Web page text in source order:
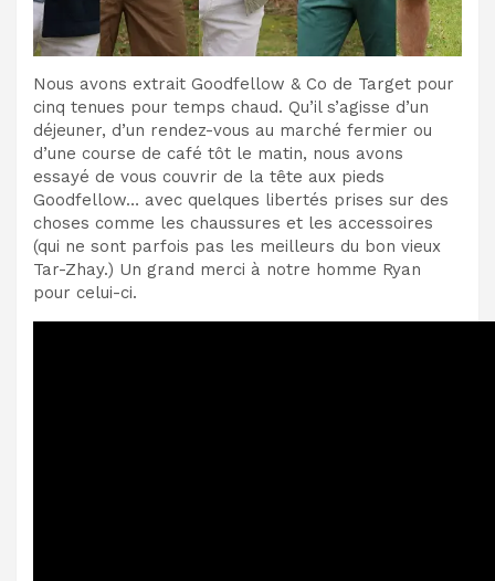
Nous avons extrait Goodfellow & Co de Target pour
cinq tenues pour temps chaud. Qu’il s’agisse d’un
déjeuner, d’un rendez-vous au marché fermier ou
d’une course de café tôt le matin, nous avons
essayé de vous couvrir de la tête aux pieds
Goodfellow… avec quelques libertés prises sur des
choses comme les chaussures et les accessoires
(qui ne sont parfois pas les meilleurs du bon vieux
Tar-Zhay.) Un grand merci à notre homme Ryan
pour celui-ci.